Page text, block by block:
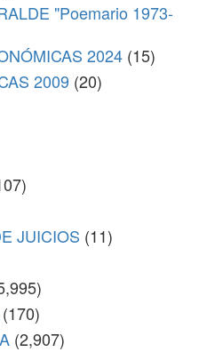
"Poemario 1973-
2024 (15)
2009 (20)
JUICIOS (11)
(170)
(2,907)